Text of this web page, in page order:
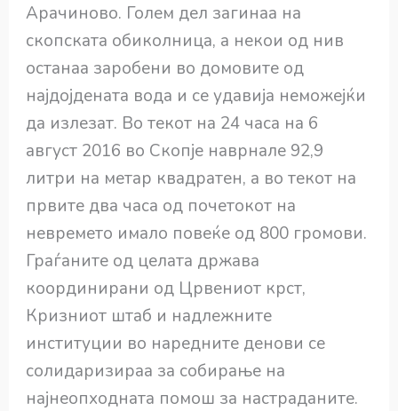
Арачиново. Голем дел загинаа на
скопската обиколница, а некои од нив
останаа заробени во домовите од
најдојдената вода и се удавија неможејќи
да излезат. Во текот на 24 часа на 6
август 2016 во Скопје наврнале 92,9
литри на метар квадратен, а во текот на
првите два часа од почетокот на
невремето имало повеќе од 800 громови.
Граѓаните од целата држава
координирани од Црвениот крст,
Кризниот штаб и надлежните
институции во наредните денови се
солидаризираа за собирање на
најнеопходната помош за настраданите.